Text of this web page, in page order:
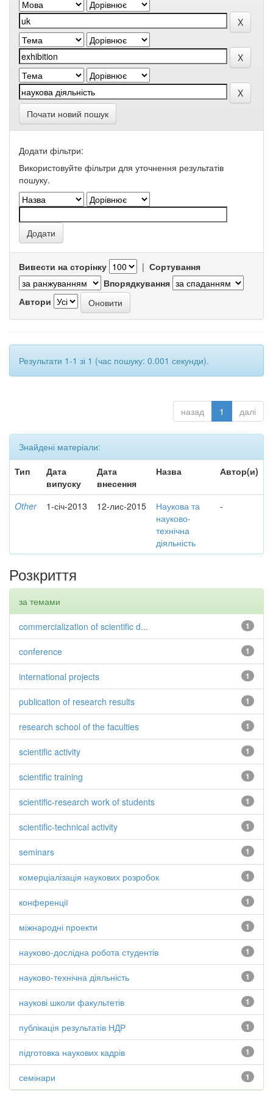
Почати новий пошук
Додати фільтри:
Використовуйте фільтри для уточнення результатів
пошуку.
Вивести на сторінку | Сортування
Впорядкування
Автори
Результати 1-1 зі 1 (час пошуку: 0.001 секунди).
назад 1 далі
Знайдені матеріали:
Тип
Дата
випуску
Дата
внесення
Назва Автор(и)
Other 1-січ-2013 12-лис-2015
Наукова та
науково-
технічна
діяльність
-
Розкриття
за темами
1
commercialization of scientific d...
1
conference
1
international projects
1
publication of research results
1
research school of the faculties
1
scientific activity
1
scientific training
1
scientific-research work of students
1
scientific-technical activity
1
seminars
1
комерціалізація наукових розробок
1
конференції
1
міжнародні проекти
1
науково-дослідна робота студентів
1
науково-технічна діяльність
1
наукові школи факультетів
1
публікація результатів НДР
1
підготовка наукових кадрів
1
семінари